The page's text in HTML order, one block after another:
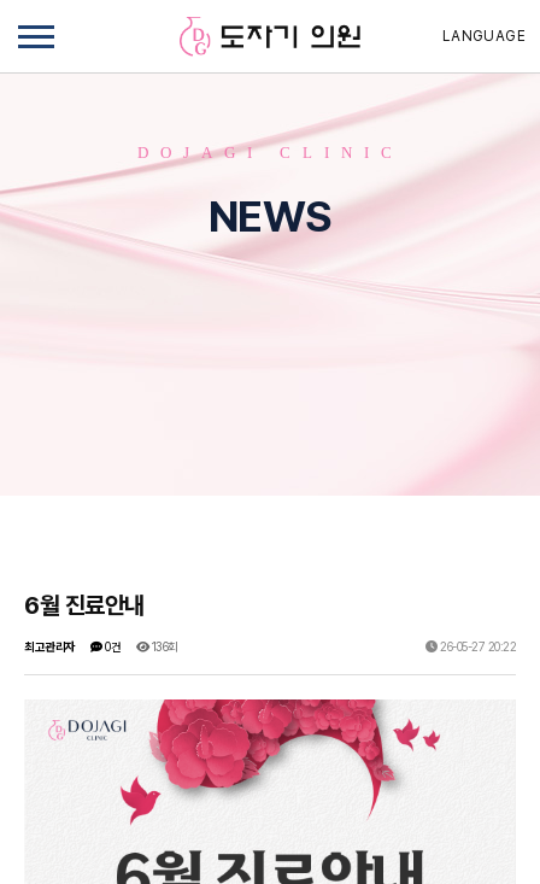
LANGUAGE
DOJAGI CLINIC
NEWS
6월 진료안내
최고관리자 0건 136회 26-05-27 20:22